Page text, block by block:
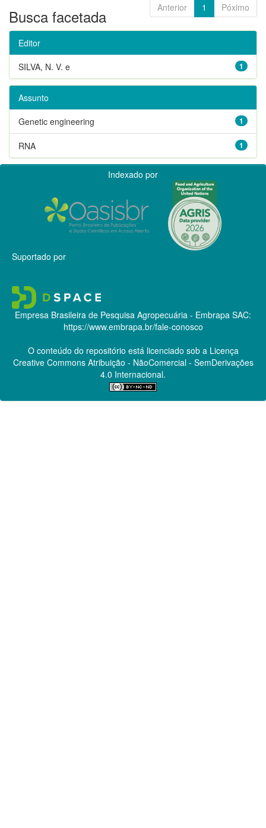
Anterior 1 Póximo
Busca facetada
Editor
1
SILVA, N. V. e
Assunto
1
Genetic engineering
1
RNA
Indexado por
Suportado por
Empresa Brasileira de Pesquisa Agropecuária - Embrapa SAC:
https://www.embrapa.br/fale-conosco
O conteúdo do repositório está licenciado sob a Licença
Creative CommonsAtribuição - NãoComercial - SemDerivações
4.0 Internacional.